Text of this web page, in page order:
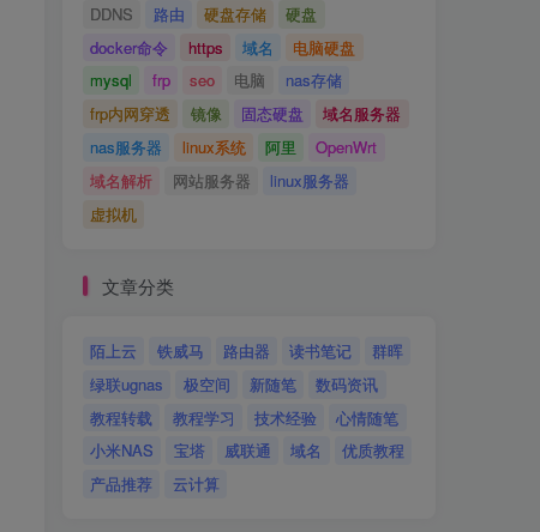
DDNS
路由 硬盘存储
硬盘
docker命令
https 域名
电脑硬盘
mysql
frp seo 电脑
nas存储
frp内网穿透
镜像 固态硬盘
域名服务器
nas服务器
linux系统 阿里
OpenWrt
域名解析
网站服务器
linux服务器
虚拟机
文章分类
陌上云 铁威马 路由器 读书笔记
群晖
绿联ugnas
极空间 新随笔
数码资讯
教程转载
教程学习 技术经验
心情随笔
小米NAS
宝塔 威联通 域名
优质教程
产品推荐
云计算